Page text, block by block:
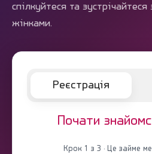
спілкуйтеся та
жінками.
Реєстрація
Почати
Крок 1 з 3 · Це займе